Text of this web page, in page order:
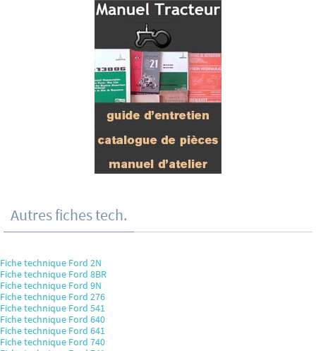
Autres fiches tech.
Fiche technique Ford 2N
Fiche technique Ford 8BR
Fiche technique Ford 9N
Fiche technique Ford 276
Fiche technique Ford 541
Fiche technique Ford 640
Fiche technique Ford 641
Fiche technique Ford 740